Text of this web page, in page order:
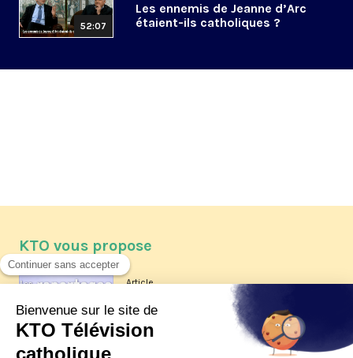
52:07
Les ennemis de Jeanne d’Arc
étaient-ils catholiques ?
KTO vous propose
Article
Les reportages d'été 2026 de KTO